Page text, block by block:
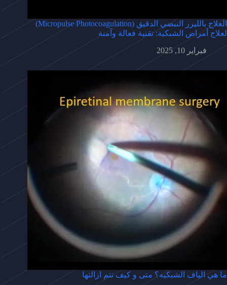
العلاج بالليزر النبضي الدقيق (Micropulse Photocoagulation)
لعلاج أمراض الشبكية: تقنية فعالة وآمنة
فبراير 10, 2025
ما هي الياف الشبكيه؟ متى و كيف تتم ازالتها